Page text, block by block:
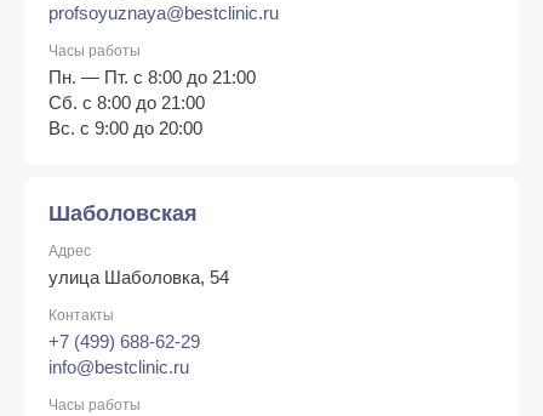
profsoyuznaya@bestclinic.ru
Часы работы
Пн. — Пт. с 8:00 до 21:00
Сб. с 8:00 до 21:00
Вс. с 9:00 до 20:00
Шаболовская
Адрес
улица Шаболовка, 54
Контакты
+7 (499) 688-62-29
info@bestclinic.ru
Часы работы